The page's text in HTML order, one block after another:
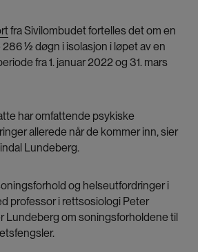
fra Sivilombudet fortelles det om en
½ døgn i isolasjon i løpet av en
fra 1. januar 2022 og 31. mars
har omfattende psykiske
allerede når de kommer inn, sier
Lundeberg.
og helseutfordringer i
professor i rettsosiologi Peter
Lundeberg om soningsforholdene til